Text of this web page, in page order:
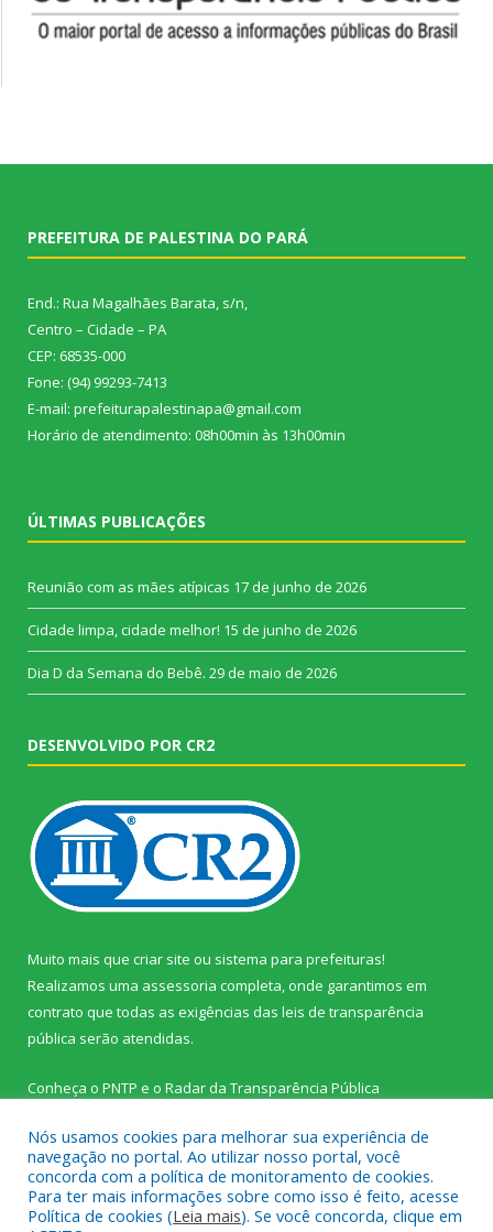
PREFEITURA DE PALESTINA DO PARÁ
End.: Rua Magalhães Barata, s/n,
Centro – Cidade – PA
CEP: 68535-000
Fone: (94) 99293-7413
E-mail: prefeiturapalestinapa@gmail.com
Horário de atendimento: 08h00min às 13h00min
ÚLTIMAS PUBLICAÇÕES
Reunião com as mães atípicas 17 de junho de 2026
Cidade limpa, cidade melhor! 15 de junho de 2026
Dia D da Semana do Bebê. 29 de maio de 2026
DESENVOLVIDO POR CR2
Muito mais que criar site ou sistema para prefeituras!
Realizamos uma assessoria completa, onde garantimos em
contrato que todas as exigências das leis de transparência
pública serão atendidas.
Conheça o PNTP e o Radar da Transparência Pública
Todos os direitos reservados a Prefeitura Municipal de Palestina
do Pará.
Nós usamos cookies para melhorar sua experiência de
navegação no portal. Ao utilizar nosso portal, você
concorda com a política de monitoramento de cookies.
Para ter mais informações sobre como isso é feito, acesse
Política de cookies (Leia mais). Se você concorda, clique em